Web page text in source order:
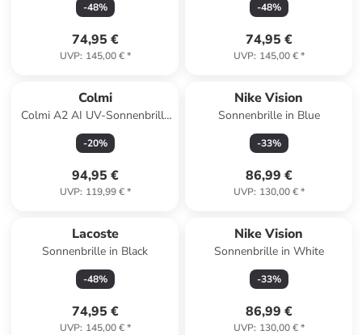
-48%
74,95 €
UVP: 145,00 €*
-48%
74,95 €
UVP: 145,00 €*
Colmi
Colmi A2 AI UV-Sonnenbrille
mit violetten Gläsern
-20%
94,95 €
UVP: 119,99 €*
Nike Vision
Sonnenbrille in Blue
-33%
86,99 €
UVP: 130,00 €*
Lacoste
Sonnenbrille in Black
-48%
74,95 €
UVP: 145,00 €*
Nike Vision
Sonnenbrille in White
-33%
86,99 €
UVP: 130,00 €*